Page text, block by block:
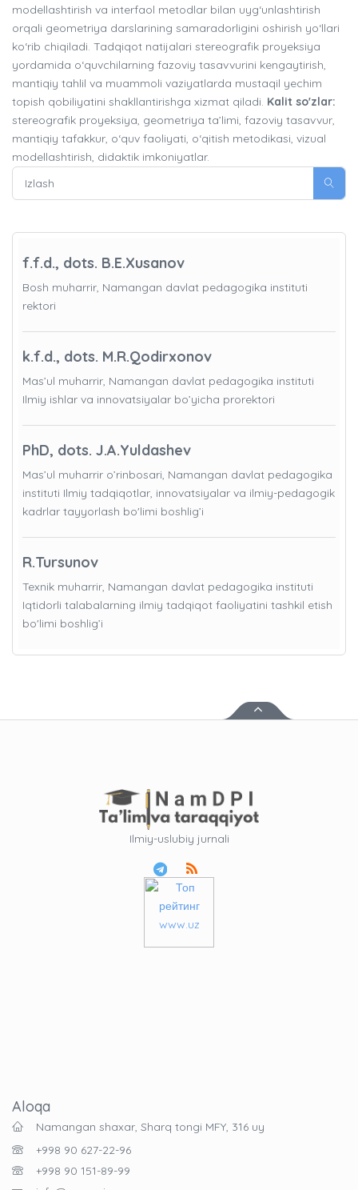
modellashtirish va interfaol metodlar bilan uyg‘unlashtirish
orqali geometriya darslarining samaradorligini oshirish yo‘llari
ko‘rib chiqiladi. Tadqiqot natijalari stereografik proyeksiya
yordamida o‘quvchilarning fazoviy tasavvurini kengaytirish,
mantiqiy tahlil va muammoli vaziyatlarda mustaqil yechim
topish qobiliyatini shakllantirishga xizmat qiladi. Kalit so'zlar:
stereografik proyeksiya, geometriya ta’limi, fazoviy tasavvur,
mantiqiy tafakkur, o‘quv faoliyati, o‘qitish metodikasi, vizual
modellashtirish, didaktik imkoniyatlar.
f.f.d., dots. B.E.Xusanov
Bosh muharrir, Namangan davlat pedagogika instituti
rektori
k.f.d., dots. M.R.Qodirxonov
Mas’ul muharrir, Namangan davlat pedagogika instituti
Ilmiy ishlar va innovatsiyalar bo’yicha prorektori
PhD, dots. J.A.Yuldashev
Mas’ul muharrir o’rinbosari, Namangan davlat pedagogika
instituti Ilmiy tadqiqotlar, innovatsiyalar va ilmiy-pedagogik
kadrlar tayyorlash bo'limi boshlig’i
R.Tursunov
Texnik muharrir, Namangan davlat pedagogika instituti
Iqtidorli talabalarning ilmiy tadqiqot faoliyatini tashkil etish
bo'limi boshlig’i
Ilmiy-uslubiy jurnali
Aloqa
Namangan shaxar, Sharq tongi MFY, 316 uy
+998 90 627-22-96
+998 90 151-89-99